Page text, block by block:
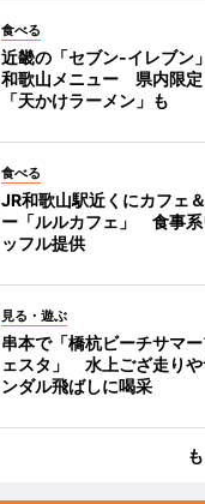
食べる
近畿の「セブン-イレブン
和歌山メニュー 県内限定
「天かけラーメン」も
食べる
JR和歌山駅近くにカフェ
ー「ルルカフェ」 食事系
ッフル提供
見る・遊ぶ
串本で「橋杭ビーチサマー
ェスタ」 水上ござ走りや
ンダル飛ばしに喝采